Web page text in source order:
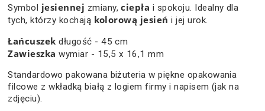
Symbol jesiennej zmiany,ciepła i spokoju. Idealny dla
tych, którzy kochają kolorową jesień i jej urok.
Łańcuszekdługość - 45 cm
Zawieszkawymiar - 15,5 x 16,1 mm
Standardowo pakowana biżuteria w piękne opakowania
filcowe z wkładką białą z logiem firmy i napisem (jak na
zdjęciu).